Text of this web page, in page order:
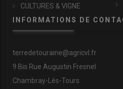
CULTURES & VIGNE
INFORMATIONS DE
terredetouraine@agricvl.fr
9 Bis Rue Augustin Fresnel
Chambray-Lès-Tours